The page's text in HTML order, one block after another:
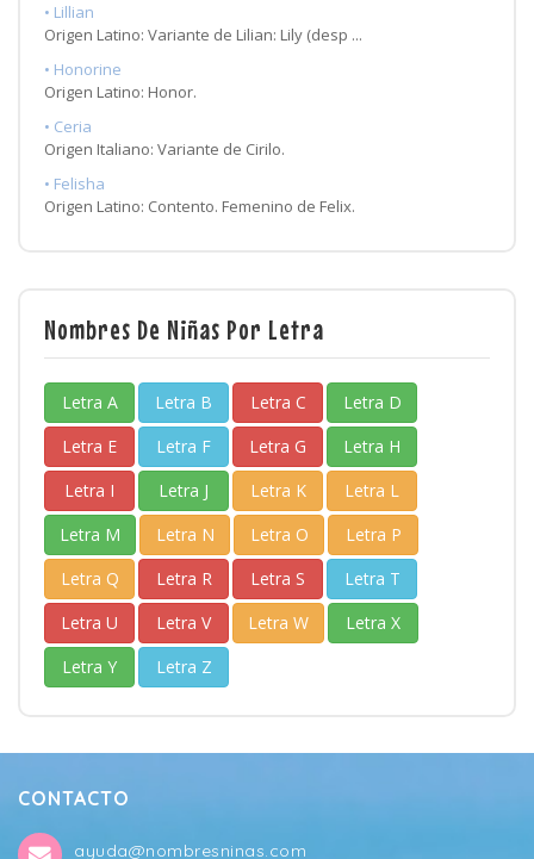
• Lillian
Origen Latino: Variante de Lilian: Lily (desp ...
• Honorine
Origen Latino: Honor.
• Ceria
Origen Italiano: Variante de Cirilo.
• Felisha
Origen Latino: Contento. Femenino de Felix.
Nombres De Niñas Por Letra
Letra A Letra B Letra C
Letra D
Letra E
Letra F Letra G
Letra H
Letra I
Letra J Letra K
Letra L
Letra M
Letra N Letra O
Letra P
Letra Q
Letra R Letra S
Letra T
Letra U
Letra V Letra W
Letra X
Letra Y
Letra Z
CONTACTO
ayuda@nombresninas.com